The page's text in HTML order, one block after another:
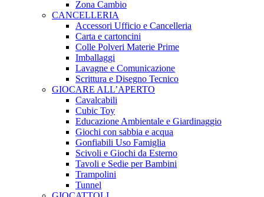
Zona Cambio
CANCELLERIA
Accessori Ufficio e Cancelleria
Carta e cartoncini
Colle Polveri Materie Prime
Imballaggi
Lavagne e Comunicazione
Scrittura e Disegno Tecnico
GIOCARE ALL’APERTO
Cavalcabili
Cubic Toy
Educazione Ambientale e Giardinaggio
Giochi con sabbia e acqua
Gonfiabili Uso Famiglia
Scivoli e Giochi da Esterno
Tavoli e Sedie per Bambini
Trampolini
Tunnel